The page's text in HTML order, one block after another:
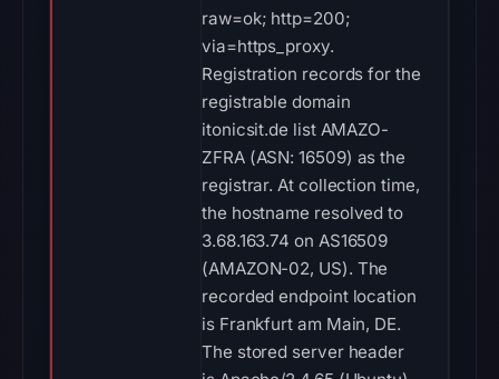
raw=ok; http=200;
via=https_proxy.
Registration records for the
registrable domain
itonicsit.de list AMAZO-
ZFRA (ASN: 16509) as the
registrar. At collection time,
the hostname resolved to
3.68.163.74 on AS16509
(AMAZON-02, US). The
recorded endpoint location
is Frankfurt am Main, DE.
The stored server header